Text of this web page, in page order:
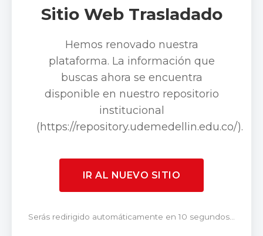
Sitio Web Trasladado
Hemos renovado nuestra
plataforma. La información que
buscas ahora se encuentra
disponible en nuestro repositorio
institucional
(https://repository.udemedellin.edu.co/).
IR AL NUEVO SITIO
Serás redirigido automáticamente en 10 segundos...